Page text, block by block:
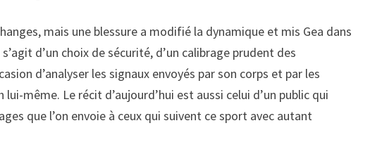
mais une blessure a modifié la dynamique et mis Gea dans
d’un choix de sécurité, d’un calibrage prudent des
d’analyser les signaux envoyés par son corps et par les
même. Le récit d’aujourd’hui est aussi celui d’un public qui
que l’on envoie à ceux qui suivent ce sport avec autant